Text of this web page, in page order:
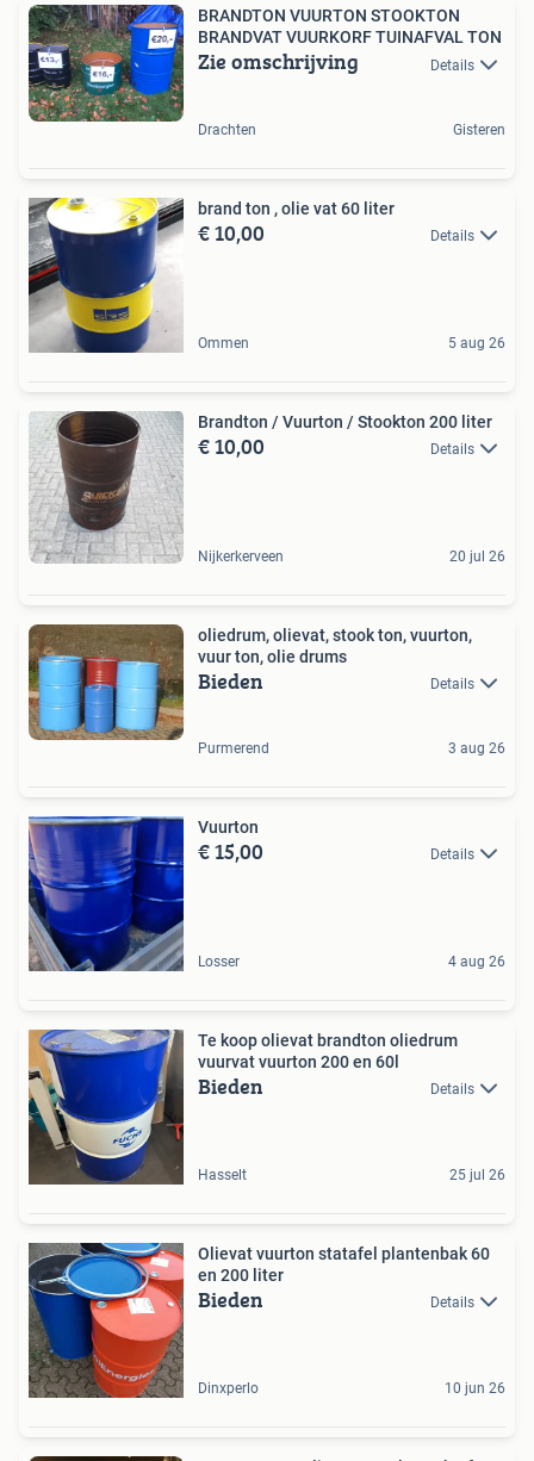
BRANDTON VUURTON STOOKTON
BRANDVAT VUURKORF TUINAFVAL TON
Zie omschrijving Details
Drachten Gisteren
brand ton , olie vat 60 liter
€ 10,00 Details
Ommen 5 aug 26
Brandton / Vuurton / Stookton 200 liter
€ 10,00 Details
Nijkerkerveen 20 jul 26
oliedrum, olievat, stook ton, vuurton,
vuur ton, olie drums
Bieden Details
Purmerend 3 aug 26
Vuurton
€ 15,00 Details
Losser 4 aug 26
Te koop olievat brandton oliedrum
vuurvat vuurton 200 en 60l
Bieden Details
Hasselt 25 jul 26
Olievat vuurton statafel plantenbak 60
en 200 liter
Bieden Details
Dinxperlo 10 jun 26